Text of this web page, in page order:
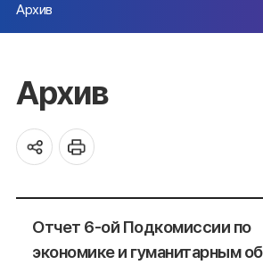
Архив
Архив
Отчет 6-ой Подкомиссии по
экономике и гуманитарным